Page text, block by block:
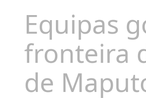
Equipas
fronteira
de